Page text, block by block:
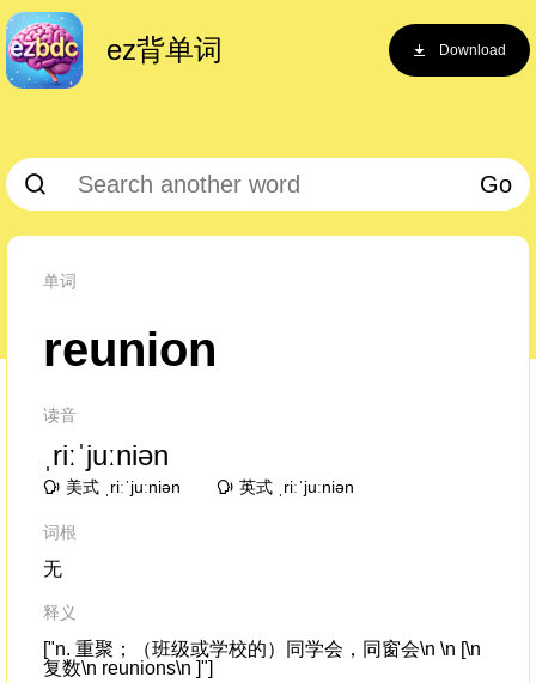
ez背单词 Download
Go
单词
reunion
读音
ˌriːˈjuːniən
美式 ˌriːˈjuːniən 英式 ˌriːˈjuːniən
词根
无
释义
["n. 重聚；（班级或学校的）同学会，同窗会\n \n [\n
复数\n reunions\n ]"]